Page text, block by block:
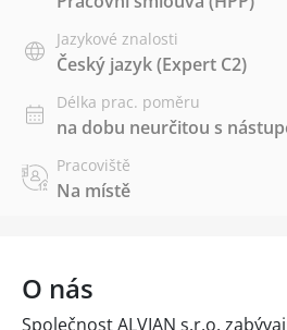
Jazykové znalosti
Český jazyk(Expert C2)
Délka prac. poměru
na dobu neurčitou s
Pracoviště
Na místě
O nás
Společnost ALVIAN s.r.o.